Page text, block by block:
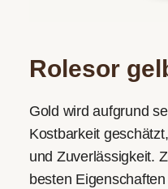
Rolesor
Gold wird aufgrund
Kostbarkeit
und Zuverlässigkeit.
besten